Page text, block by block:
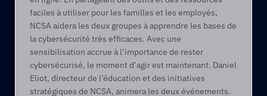
faciles à utiliser pour les familles et les employés,
NCSA aidera les deux groupes à apprendre les bases de
la cybersécurité très efficaces. Avec une
sensibilisation accrue à l’importance de rester
cybersécurisé, le moment d’agir est maintenant. Daniel
Eliot, directeur de l’éducation et des initiatives
stratégiques de NCSA, animera les deux événements.